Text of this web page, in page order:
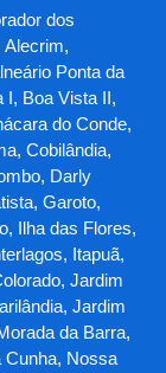
dos
Alecrim,
Ponta da
I, Boa Vista II,
do Conde,
Cobilândia,
Darly
Garoto,
Ilha das Flores,
Itapuã,
Jardim
Jardim
da Barra,
Cunha, Nossa